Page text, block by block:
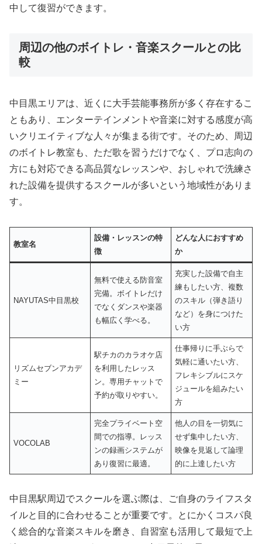
中して復習ができます。
周辺の他のボイトレ・音楽スクールとの比
較
中目黒エリアは、近くに大手芸能事務所が多く存在するこ
ともあり、エンターテインメントや音楽に対する感度が高
いクリエイティブな人々が集まる街です。そのため、周辺
のボイトレ教室も、ただ歌を習うだけでなく、プロ志向の
方にも対応できる高品質なレッスンや、おしゃれで洗練さ
れた設備を提供するスクールが多いという地域性がありま
す。
教室名
設備・レッスンの特
徴
どんな人におすすめ
か
NAYUTAS中目黒校
無料で使える防音室
完備。ボイトレだけ
でなくダンスや楽器
も幅広く学べる。
充実した設備で自主
練もしたい方、複数
のスキル（弾き語り
など）を身につけた
い方
リズムセブンアカデ
ミー
駅チカのカラオケ店
を利用したレッス
ン。専用チャットで
予約が取りやすい。
仕事帰りに手ぶらで
気軽に通いたい方、
フレキシブルにスケ
ジュールを組みたい
方
VOCOLAB
完全プライベート空
間での指導。レッス
ンの録画システムが
あり復習に最適。
他人の目を一切気に
せず集中したい方、
映像を見返して論理
的に上達したい方
中目黒駅周辺でスクールを選ぶ際は、ご自身のライフスタ
イルと目的に合わせることが重要です。とにかくコスパ良
く総合的な音楽スキルを磨き、自習室も活用して最短で上